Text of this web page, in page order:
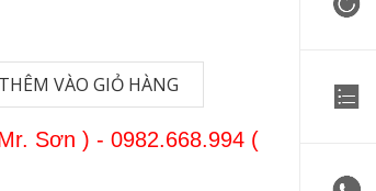
THÊM VÀO GIỎ HÀNG
Sơn ) - 0982.668.994 (